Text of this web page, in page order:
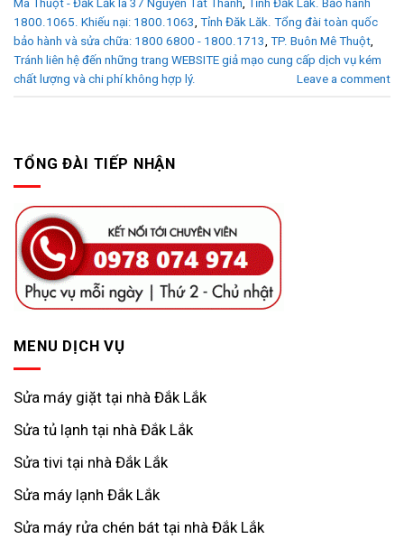
Ma Thuột - Đắk Lắk là 37 Nguyễn Tất Thành, Tỉnh Đăk Lăk. Bảo hành
1800.1065. Khiếu nại: 1800.1063, Tỉnh Đăk Lăk. Tổng đài toàn quốc
bảo hành và sửa chữa: 1800 6800 - 1800.1713, TP. Buôn Mê Thuột,
Tránh liên hệ đến những trang WEBSITE giả mạo cung cấp dịch vụ kém
chất lượng và chi phí không hợp lý.
Leave a comment
TỔNG ĐÀI TIẾP NHẬN
MENU DỊCH VỤ
Sửa máy giặt tại nhà Đắk Lắk
Sửa tủ lạnh tại nhà Đắk Lắk
Sửa tivi tại nhà Đắk Lắk
Sửa máy lạnh Đắk Lắk
Sửa máy rửa chén bát tại nhà Đắk Lắk